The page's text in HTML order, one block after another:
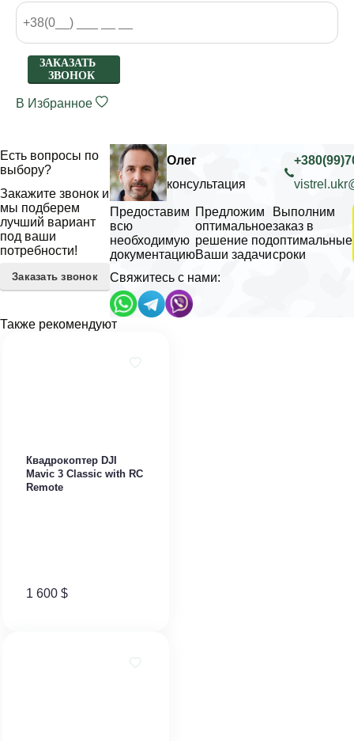
ЗАКАЗАТЬ
ЗВОНОК
В Избранное
Есть вопросы по
выбору?
Закажите звонок и
мы подберем
лучший вариант
под ваши
потребности!
Заказать звонок
Олег
консультация
Предоставим
всю
необходимую
документацию
Предложим
оптимальное
решение под
Ваши задачи
Выполним
заказ в
оптимальные
сроки
Свяжитесь с нами:
Также рекомендуют
Квадрокоптер DJI
Mavic 3 Classic with RC
Remote
1 600 $